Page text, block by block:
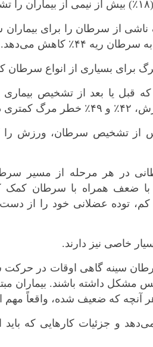
برای بسیاری از انواع سرطان
که قبل یا بعد از تشخیص
از تشخیص سرطان، ورزش را
در هر مرحله از مسیر
با ضعف همراه با سرطان کمک
توده عضلانی خود را از دست
خاصی نیز دارند.
سرطان سینه گاهی اوقات در
مشکل داشته باشند. بیماران
هر آنچه که ضعیف شده، واقعاً
و جزئیات کارهایی که باید